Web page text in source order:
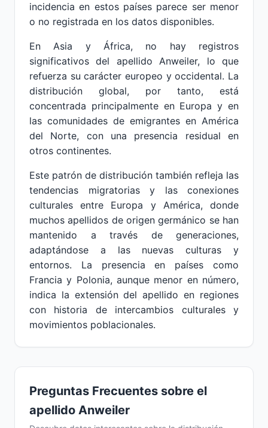
incidencia en estos países parece ser menor
o no registrada en los datos disponibles.
En Asia y África, no hay registros
significativos del apellido Anweiler, lo que
refuerza su carácter europeo y occidental. La
distribución global, por tanto, está
concentrada principalmente en Europa y en
las comunidades de emigrantes en América
del Norte, con una presencia residual en
otros continentes.
Este patrón de distribución también refleja las
tendencias migratorias y las conexiones
culturales entre Europa y América, donde
muchos apellidos de origen germánico se han
mantenido a través de generaciones,
adaptándose a las nuevas culturas y
entornos. La presencia en países como
Francia y Polonia, aunque menor en número,
indica la extensión del apellido en regiones
con historia de intercambios culturales y
movimientos poblacionales.
Preguntas Frecuentes sobre el
apellido Anweiler